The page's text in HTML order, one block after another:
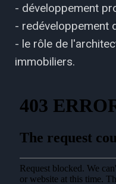
- développement
- redéveloppement
- le rôle de
immobiliers.